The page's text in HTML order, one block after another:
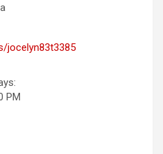
jocelyn83t3385
PM